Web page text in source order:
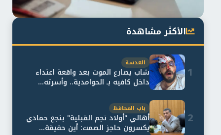
الأكثر مشاهدة
1
العدسة
شاب يصارع الموت بعد واقعة اعتداء
داخل كافيه بـ الحوامدية.. وأسرته...
2
باب المحافظ
أهالي "أولاد نجم القبلية" بنجع حمادي
يكسرون حاجز الصمت: أين حقيقة...